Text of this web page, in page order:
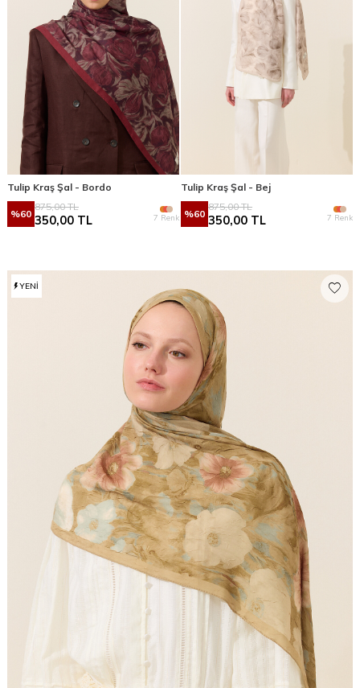
Tulip Kraş Şal - Bordo
%60
875,00TL
350,00 TL 7 Renk
Tulip Kraş Şal - Bej
%60
875,00TL
350,00 TL 7 Renk
YENI